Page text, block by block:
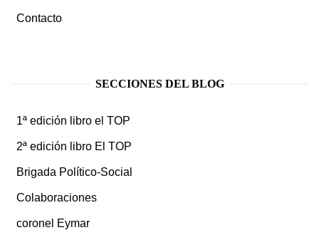
Contacto
SECCIONES DEL BLOG
1ª edición libro el TOP
2ª edición libro El TOP
Brigada Político-Social
Colaboraciones
coronel Eymar